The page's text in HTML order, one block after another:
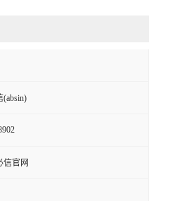
(absin)
信官网